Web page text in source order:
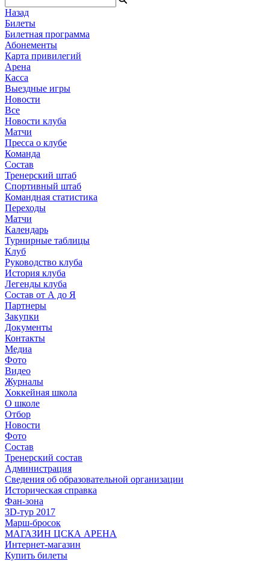
Назад
Билеты
Билетная программа
Абонементы
Карта привилегий
Арена
Касса
Выездные игры
Новости
Все
Новости клуба
Матчи
Пресса о клубе
Команда
Состав
Тренерский штаб
Спортивный штаб
Командная статистика
Переходы
Матчи
Календарь
Турнирные таблицы
Клуб
Руководство клуба
История клуба
Легенды клуба
Состав от А до Я
Партнеры
Закупки
Документы
Контакты
Медиа
Фото
Видео
Журналы
Хоккейная школа
О школе
Отбор
Новости
Фото
Состав
Тренерский состав
Администрация
Сведения об образовательной организации
Историческая справка
Фан-зона
3D-тур 2017
Марш-бросок
МАГАЗИН ЦСКА АРЕНА
Интернет-магазин
Купить билеты